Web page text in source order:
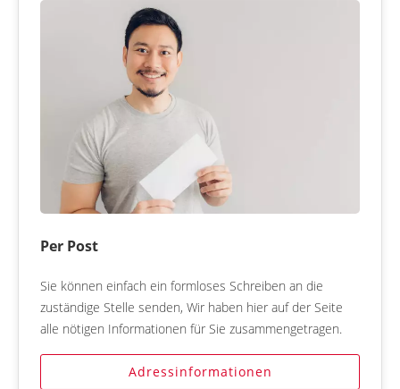
Per Post
Sie können einfach ein formloses Schreiben an die
zuständige Stelle senden, Wir haben hier auf der Seite
alle nötigen Informationen für Sie zusammengetragen.
Adressinformationen